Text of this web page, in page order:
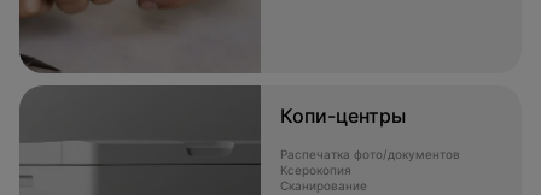
Копи-центры
Распечатка фото/документов
Ксерокопия
Сканирование